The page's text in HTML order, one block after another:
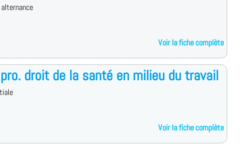
Voir la fiche complète
droit de la santé en milieu du travail
Voir la fiche complète